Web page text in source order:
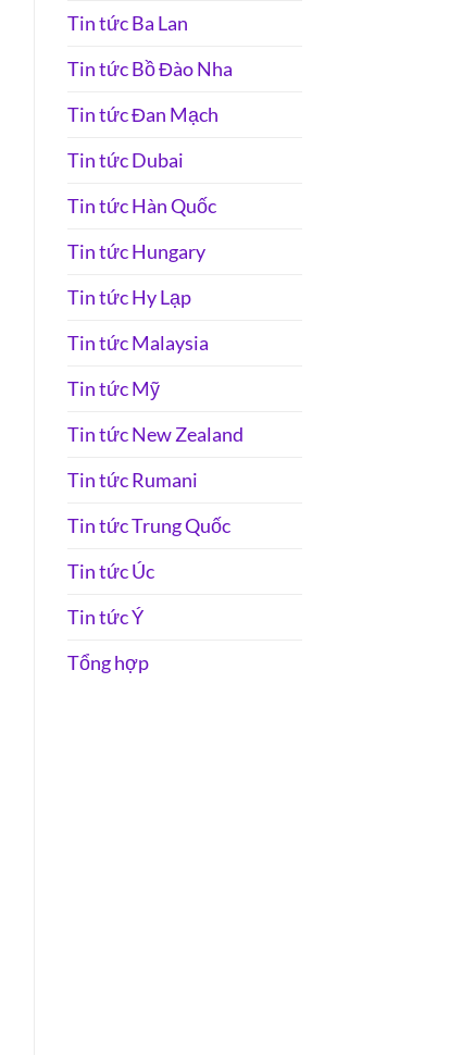
Tin tức Ba Lan
Tin tức Bồ Đào Nha
Tin tức Đan Mạch
Tin tức Dubai
Tin tức Hàn Quốc
Tin tức Hungary
Tin tức Hy Lạp
Tin tức Malaysia
Tin tức Mỹ
Tin tức New Zealand
Tin tức Rumani
Tin tức Trung Quốc
Tin tức Úc
Tin tức Ý
Tổng hợp